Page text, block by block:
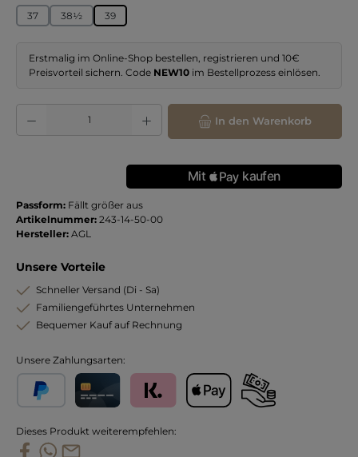
37 38½ 39
Erstmalig im Online-Shop bestellen, registrieren und 10€
Preisvorteil sichern. Code NEW10 im Bestellprozess einlösen.
Produkt Anzahl: Gib den gewünschten Wert ein oder benutze die
In den Warenkorb
Passform: Fällt größer aus
Artikelnummer: 243-14-50-00
Hersteller: AGL
Unsere Vorteile
Schneller Versand (Di - Sa)
Familiengeführtes Unternehmen
Bequemer Kauf auf Rechnung
Unsere Zahlungsarten:
Dieses Produkt weiterempfehlen: